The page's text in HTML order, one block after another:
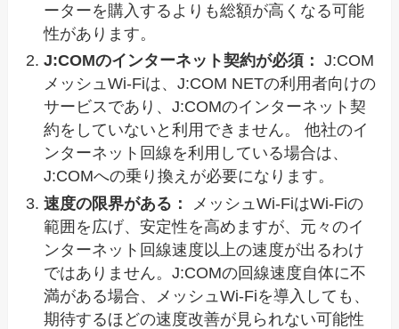
ーターを購入するよりも総額が高くなる可能
性があります。
J:COMのインターネット契約が必須： J:COM
メッシュWi-Fiは、J:COM NETの利用者向けの
サービスであり、J:COMのインターネット契
約をしていないと利用できません。 他社のイ
ンターネット回線を利用している場合は、
J:COMへの乗り換えが必要になります。
速度の限界がある：
メッシュWi-FiはWi-Fiの
範囲を広げ、安定性を高めますが、元々のイ
ンターネット回線速度以上の速度が出るわけ
ではありません。J:COMの回線速度自体に不
満がある場合、メッシュWi-Fiを導入しても、
期待するほどの速度改善が見られない可能性